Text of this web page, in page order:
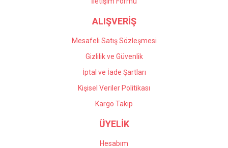
Önder Kaçar | 20/05/2026
ALIŞVERİŞ
Mesafeli Satış Sözleşmesi
Gizlilik ve Güvenlik
İptal ve İade Şartları
Kişisel Veriler Politikası
Kargo Takip
ÜYELİK
Hesabım